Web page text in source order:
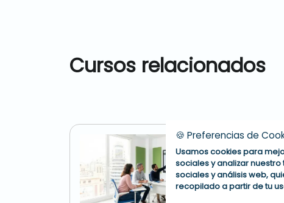
Cursos relacionados
🍪 Preferencias de
Usamos cookies para
sociales y analizar
sociales y análisis web,
recopilado a partir de tu